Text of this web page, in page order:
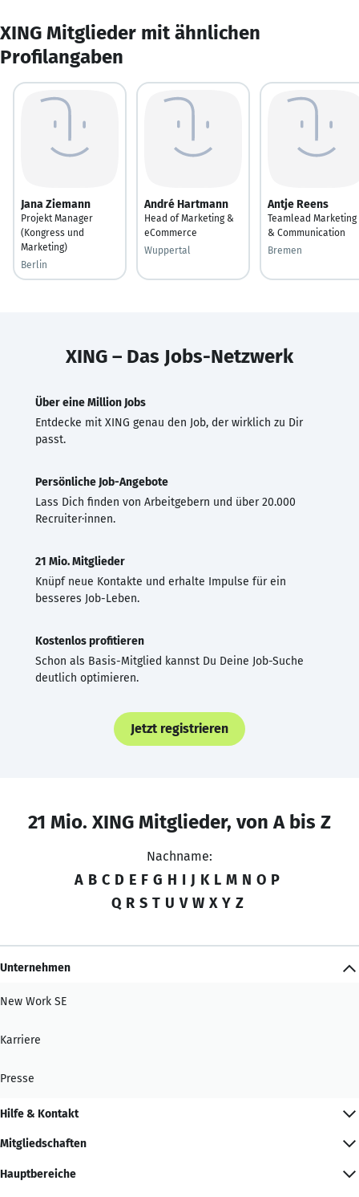
XING Mitglieder mit ähnlichen
Profilangaben
Jana Ziemann
Projekt Manager
(Kongress und
Marketing)
Berlin
André Hartmann
Head of Marketing &
eCommerce
Wuppertal
Antje Reens
Teamlead Marketing
& Communication
Bremen
XING – Das Jobs-Netzwerk
Über eine Million Jobs
Entdecke mit XING genau den Job, der wirklich zu Dir
passt.
Persönliche Job-Angebote
Lass Dich finden von Arbeitgebern und über 20.000
Recruiter·innen.
21 Mio. Mitglieder
Knüpf neue Kontakte und erhalte Impulse für ein
besseres Job-Leben.
Kostenlos profitieren
Schon als Basis-Mitglied kannst Du Deine Job-Suche
deutlich optimieren.
Jetzt registrieren
21 Mio. XING Mitglieder, von A bis Z
Nachname:
A B C D E F G H I J K L M N O P
Q R S T U V W X Y Z
Unternehmen
New Work SE
Karriere
Presse
Hilfe & Kontakt
Mitgliedschaften
Hauptbereiche